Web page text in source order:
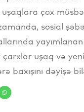
uşaqlara çox
sosial
yayımlanan
uşaq və
baxışını dəyişə